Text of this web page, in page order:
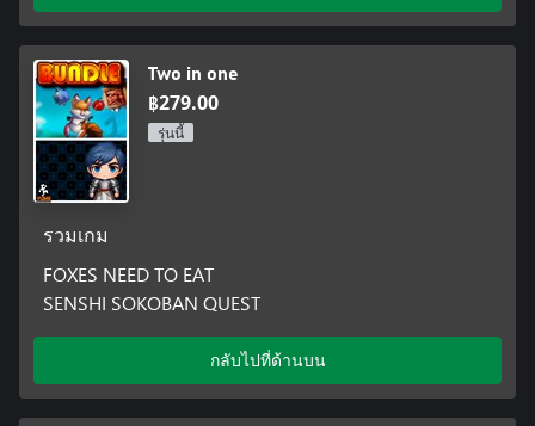
Two in one
฿279.00
รุ่นนี้
รวมเกม
FOXES NEED TO EAT
SENSHI SOKOBAN QUEST
กลับไปที่ด้านบน